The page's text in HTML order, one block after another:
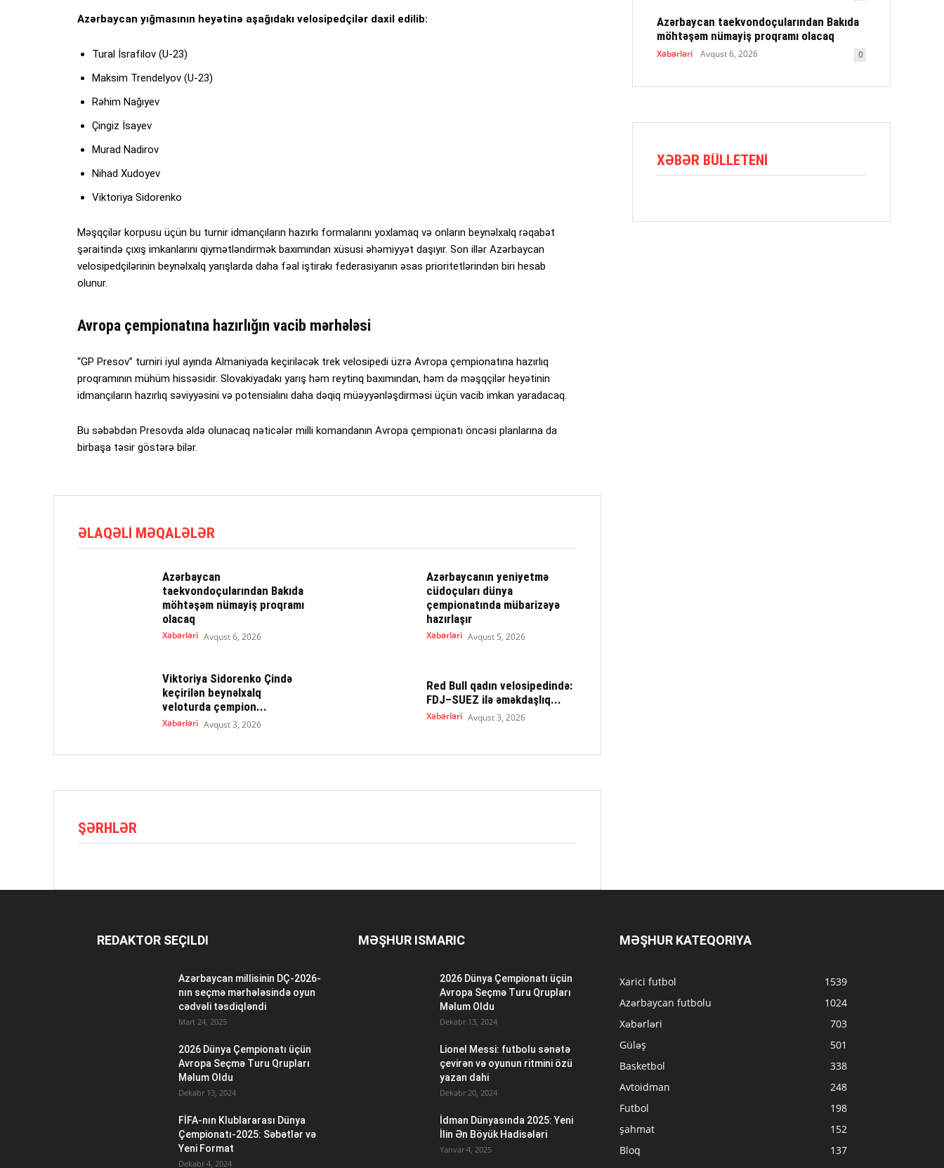
Azərbaycan yığmasının heyətinə aşağıdakı velosipedçilər daxil edilib:
Tural İsrafilov (U-23)
Maksim Trendelyov (U-23)
Rəhim Nağıyev
Çingiz İsayev
Murad Nadirov
Nihad Xudoyev
Viktoriya Sidorenko
Məşqçilər korpusu üçün bu turnir idmançıların hazırkı formalarını yoxlamaq və onların beynəlxalq rəqabət
şəraitində çıxış imkanlarını qiymətləndirmək baxımından xüsusi əhəmiyyət daşıyır. Son illər Azərbaycan
velosipedçilərinin beynəlxalq yarışlarda daha fəal iştirakı federasiyanın əsas prioritetlərindən biri hesab
olunur.
Avropa çempionatına hazırlığın vacib mərhələsi
“GP Presov” turniri iyul ayında Almaniyada keçiriləcək trek velosipedi üzrə Avropa çempionatına hazırlıq
proqramının mühüm hissəsidir. Slovakiyadakı yarış həm reytinq baxımından, həm də məşqçilər heyətinin
idmançıların hazırlıq səviyyəsini və potensialını daha dəqiq müəyyənləşdirməsi üçün vacib imkan yaradacaq.
Bu səbəbdən Presovda əldə olunacaq nəticələr milli komandanın Avropa çempionatı öncəsi planlarına da
birbaşa təsir göstərə bilər.
ƏLAQƏLI MƏQALƏLƏR
Azərbaycan
taekvondoçularından Bakıda
möhtəşəm nümayiş proqramı
olacaq
Xəbərləri Avqust 6, 2026
Azərbaycanın yeniyetmə
cüdoçuları dünya
çempionatında mübarizəyə
hazırlaşır
Xəbərləri Avqust 5, 2026
Viktoriya Sidorenko Çində
keçirilən beynəlxalq
veloturda çempion...
Xəbərləri Avqust 3, 2026
Red Bull qadın velosipedində:
FDJ–SUEZ ilə əməkdaşlıq...
Xəbərləri Avqust 3, 2026
ŞƏRHLƏR
Azərbaycan taekvondoçularından Bakıda
möhtəşəm nümayiş proqramı olacaq
Xəbərləri Avqust 6, 2026 0
XƏBƏR BÜLLETENI
REDAKTOR SEÇILDI
Azərbaycan millisinin DÇ-2026-
nın seçmə mərhələsində oyun
cədvəli təsdiqləndi
Mart 24, 2025
2026 Dünya Çempionatı üçün
Avropa Seçmə Turu Qrupları
Məlum Oldu
Dekabr 13, 2024
FİFA-nın Klublararası Dünya
Çempionatı-2025: Səbətlər və
Yeni Format
Dekabr 4, 2024
MƏŞHUR ISMARIC
2026 Dünya Çempionatı üçün
Avropa Seçmə Turu Qrupları
Məlum Oldu
Dekabr 13, 2024
Lionel Messi: futbolu sənətə
çevirən və oyunun ritmini özü
yazan dahi
Dekabr 20, 2024
İdman Dünyasında 2025: Yeni
İlin Ən Böyük Hadisələri
Yanvar 4, 2025
MƏŞHUR KATEQORIYA
Xarici futbol
1539
Azərbaycan futbolu
1024
Xəbərləri
703
Güləş
501
Basketbol
338
Avtoidman
248
Futbol
198
şahmat
152
Bloq
137